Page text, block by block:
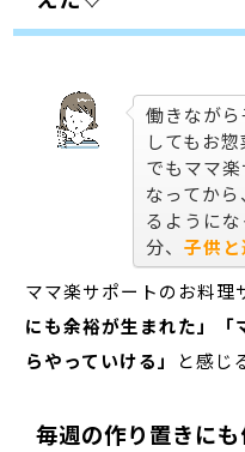
働きなが
してもお
でもママ
なってか
るように
分、子供
ママ楽サポートのお料理
にも余裕が生まれた」「
らやっていける」
と感じ
毎週の作り置きに